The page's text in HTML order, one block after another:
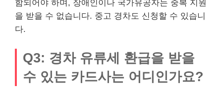
함되어야 하며, 장애인이나 국가유공자는 중복 지원
을 받을 수 없습니다. 중고 경차도 신청할 수 있습니
다.
Q3: 경차 유류세 환급을 받을
수 있는 카드사는 어디인가요?